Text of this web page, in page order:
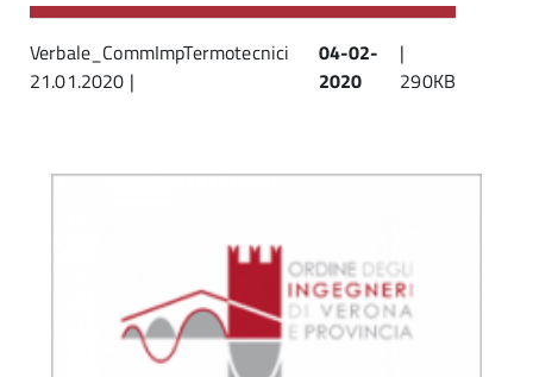
Verbale_CommImpTermotecnici
21.01.2020 |
04-02-
2020
|
290KB